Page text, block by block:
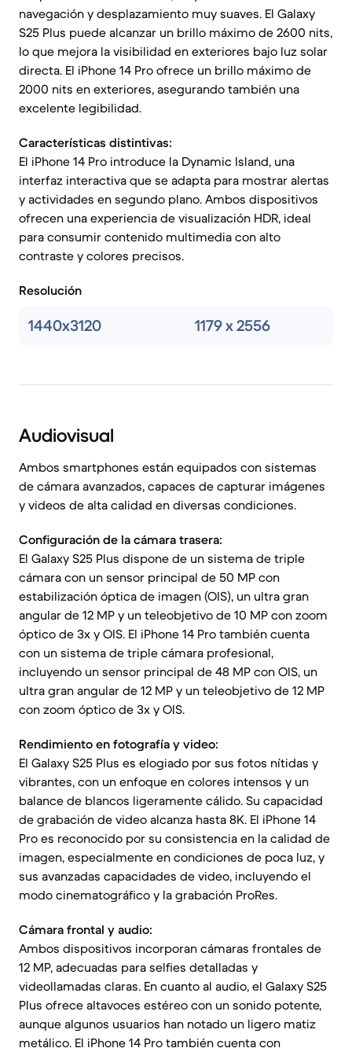
navegación y desplazamiento muy suaves. El Galaxy
S25 Plus puede alcanzar un brillo máximo de 2600 nits,
lo que mejora la visibilidad en exteriores bajo luz solar
directa. El iPhone 14 Pro ofrece un brillo máximo de
2000 nits en exteriores, asegurando también una
excelente legibilidad.
Características distintivas:
El iPhone 14 Pro introduce la Dynamic Island, una
interfaz interactiva que se adapta para mostrar alertas
y actividades en segundo plano. Ambos dispositivos
ofrecen una experiencia de visualización HDR, ideal
para consumir contenido multimedia con alto
contraste y colores precisos.
Resolución
1440x3120 1179 x 2556
Audiovisual
Ambos smartphones están equipados con sistemas
de cámara avanzados, capaces de capturar imágenes
y videos de alta calidad en diversas condiciones.
Configuración de la cámara trasera:
El Galaxy S25 Plus dispone de un sistema de triple
cámara con un sensor principal de 50 MP con
estabilización óptica de imagen (OIS), un ultra gran
angular de 12 MP y un teleobjetivo de 10 MP con zoom
óptico de 3x y OIS. El iPhone 14 Pro también cuenta
con un sistema de triple cámara profesional,
incluyendo un sensor principal de 48 MP con OIS, un
ultra gran angular de 12 MP y un teleobjetivo de 12 MP
con zoom óptico de 3x y OIS.
Rendimiento en fotografía y video:
El Galaxy S25 Plus es elogiado por sus fotos nítidas y
vibrantes, con un enfoque en colores intensos y un
balance de blancos ligeramente cálido. Su capacidad
de grabación de video alcanza hasta 8K. El iPhone 14
Pro es reconocido por su consistencia en la calidad de
imagen, especialmente en condiciones de poca luz, y
sus avanzadas capacidades de video, incluyendo el
modo cinematográfico y la grabación ProRes.
Cámara frontal y audio:
Ambos dispositivos incorporan cámaras frontales de
12 MP, adecuadas para selfies detalladas y
videollamadas claras. En cuanto al audio, el Galaxy S25
Plus ofrece altavoces estéreo con un sonido potente,
aunque algunos usuarios han notado un ligero matiz
metálico. El iPhone 14 Pro también cuenta con